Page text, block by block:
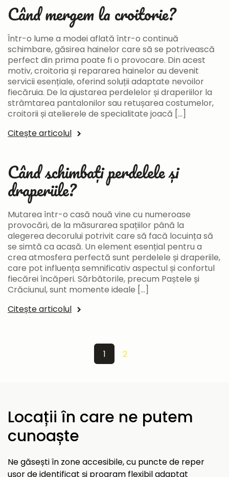
Când mergem la croitorie?
Într-o lume a modei aflată într-o continuă
schimbare, găsirea hainelor care să se potrivească
perfect din prima poate fi o provocare. Din acest
motiv, croitoria și repararea hainelor au devenit
servicii esențiale, oferind soluții adaptate nevoilor
fiecăruia. De la ajustarea perdelelor și draperiilor la
strâmtarea pantalonilor sau retușarea costumelor,
croitorii și atelierele de specialitate joacă […]
Citește articolul
Când schimbați perdelele și
draperiile?
Mutarea într-o casă nouă vine cu numeroase
provocări, de la măsurarea spațiilor până la
alegerea decorului potrivit care să facă locuința să
se simtă ca acasă. Un element esențial pentru a
crea atmosfera perfectă sunt perdelele și draperiile,
care pot influența semnificativ aspectul și confortul
fiecărei încăperi. Sărbătorile, precum Paștele și
Crăciunul, sunt momente ideale […]
Citește articolul
1 2
Locații în care ne putem
cunoaște
Ne găsești în zone accesibile, cu puncte de reper
ușor de identificat și program flexibil adaptat